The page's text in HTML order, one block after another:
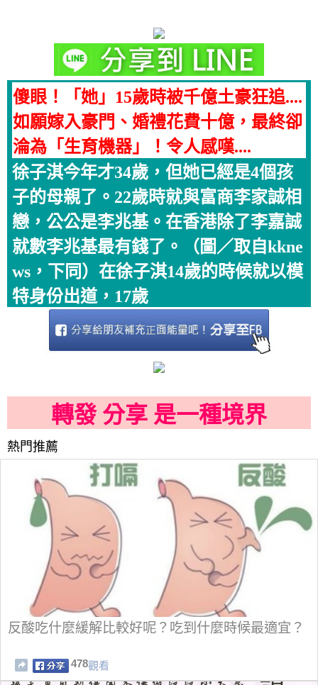
傻眼！「她」15歲時被千億土豪狂追....
如願嫁入豪門、婚禮花費十億，最終卻
淪為「生育機器」！令人感嘆....
徐子淇今年才34歲，但她已經是4個孩
子的母親了。22歲時就與富商李家誠相
戀，公公是李兆基。在香港除了李嘉誠
就數李兆基最有錢了。（圖／取自kkne
ws，下同）在徐子淇14歲的時候就以模
特身份出道，17歲
轉發 分享 是一種境界
熱門推薦
反酸吃什麼緩解比較好呢？吃到什麼時候最適宜？
478觀看